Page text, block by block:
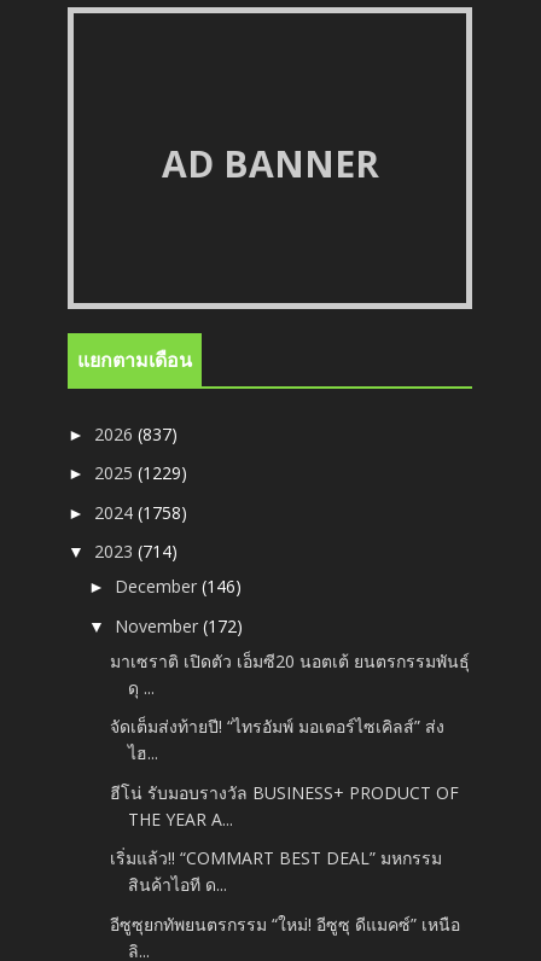
AD BANNER
แยกตามเดือน
► 2026(837)
► 2025(1229)
► 2024(1758)
▼ 2023(714)
► December(146)
▼ November(172)
มาเซราติ เปิดตัว เอ็มซี20 นอตเต้ ยนตรกรรมพันธุ์
ดุ ...
จัดเต็มส่งท้ายปี! “ไทรอัมพ์ มอเตอร์ไซเคิลส์” ส่ง
ไฮ...
ฮีโน่ รับมอบรางวัล BUSINESS+ PRODUCT OF
THE YEAR A...
เริ่มแล้ว!! “COMMART BEST DEAL” มหกรรม
สินค้าไอที ด...
อีซูซุยกทัพยนตรกรรม “ใหม่! อีซูซุ ดีแมคซ์” เหนือ
ลิ...